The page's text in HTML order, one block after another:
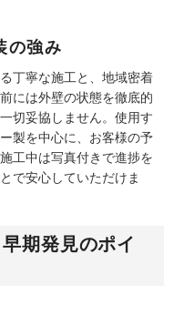
の強み
丁寧な施工と、地域密着
には外壁の状態を徹底的
切妥協しません。使用す
製を中心に、お客様の予
工中は写真付きで進捗を
で安心していただけま
期発見のポイ